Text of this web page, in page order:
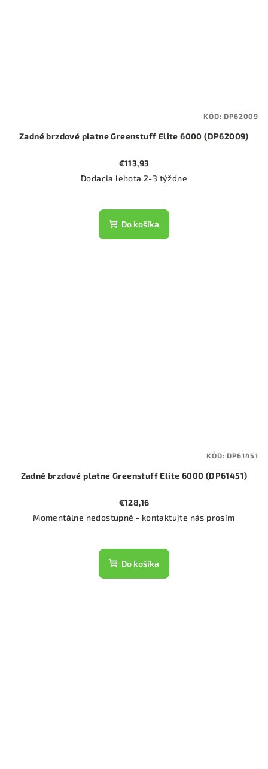
Zadné brzdové platne Greenstuff Elite 6000 (DP62009)
€113,93
Dodacia lehota 2-3 týždne
Do košíka
KÓD:DP62009
Zadné brzdové platne Greenstuff Elite 6000 (DP61451)
€128,16
Momentálne nedostupné - kontaktujte nás prosím
Do košíka
KÓD:DP61451